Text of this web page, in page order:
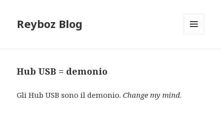
Reyboz Blog
Hub USB = demonio
Gli Hub USB sono il demonio.Change my mind.